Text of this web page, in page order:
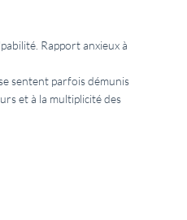
Rapport anxieux à
sentent parfois démunis
et à la multiplicité des